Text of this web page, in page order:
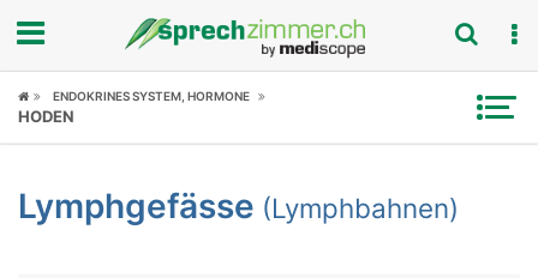
Fokus
Symptome
ENDOKRINES SYSTEM, HORMONE
HODEN
Lymphgefässe (Lymphbahnen)